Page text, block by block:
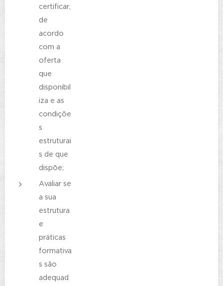
certificar,
de
acordo
com a
oferta
que
disponibil
iza e as
condiçõe
s
estruturai
s de que
dispõe;
Avaliar se
a sua
estrutura
e
práticas
formativa
s são
adequad